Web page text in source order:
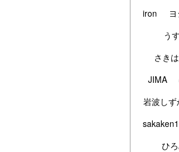
iron
う
さき
JIMA
岩波しず
sakaken1
ひ